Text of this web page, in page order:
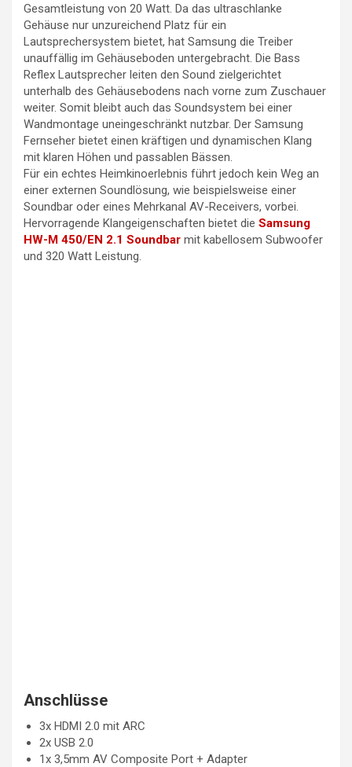
Gesamtleistung von 20 Watt. Da das ultraschlanke
Gehäuse nur unzureichend Platz für ein
Lautsprechersystem bietet, hat Samsung die Treiber
unauffällig im Gehäuseboden untergebracht. Die Bass
Reflex Lautsprecher leiten den Sound zielgerichtet
unterhalb des Gehäusebodens nach vorne zum Zuschauer
weiter. Somit bleibt auch das Soundsystem bei einer
Wandmontage uneingeschränkt nutzbar. Der Samsung
Fernseher bietet einen kräftigen und dynamischen Klang
mit klaren Höhen und passablen Bässen.
Für ein echtes Heimkinoerlebnis führt jedoch kein Weg an
einer externen Soundlösung, wie beispielsweise einer
Soundbar oder eines Mehrkanal AV-Receivers, vorbei.
Hervorragende Klangeigenschaften bietet die Samsung
HW-M 450/EN 2.1 Soundbar mit kabellosem Subwoofer
und 320 Watt Leistung.
Anschlüsse
3x HDMI 2.0 mit ARC
2x USB 2.0
1x 3,5mm AV Composite Port + Adapter